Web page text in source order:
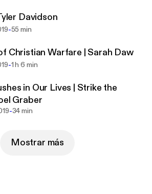
Davidson
-55 min
Christian Warfare | Sarah Daw
-1 h 6 min
in Our Lives | Strike the
Graber
-34 min
Mostrar más